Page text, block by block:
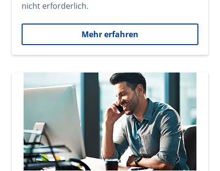
nicht erforderlich.
Mehr erfahren